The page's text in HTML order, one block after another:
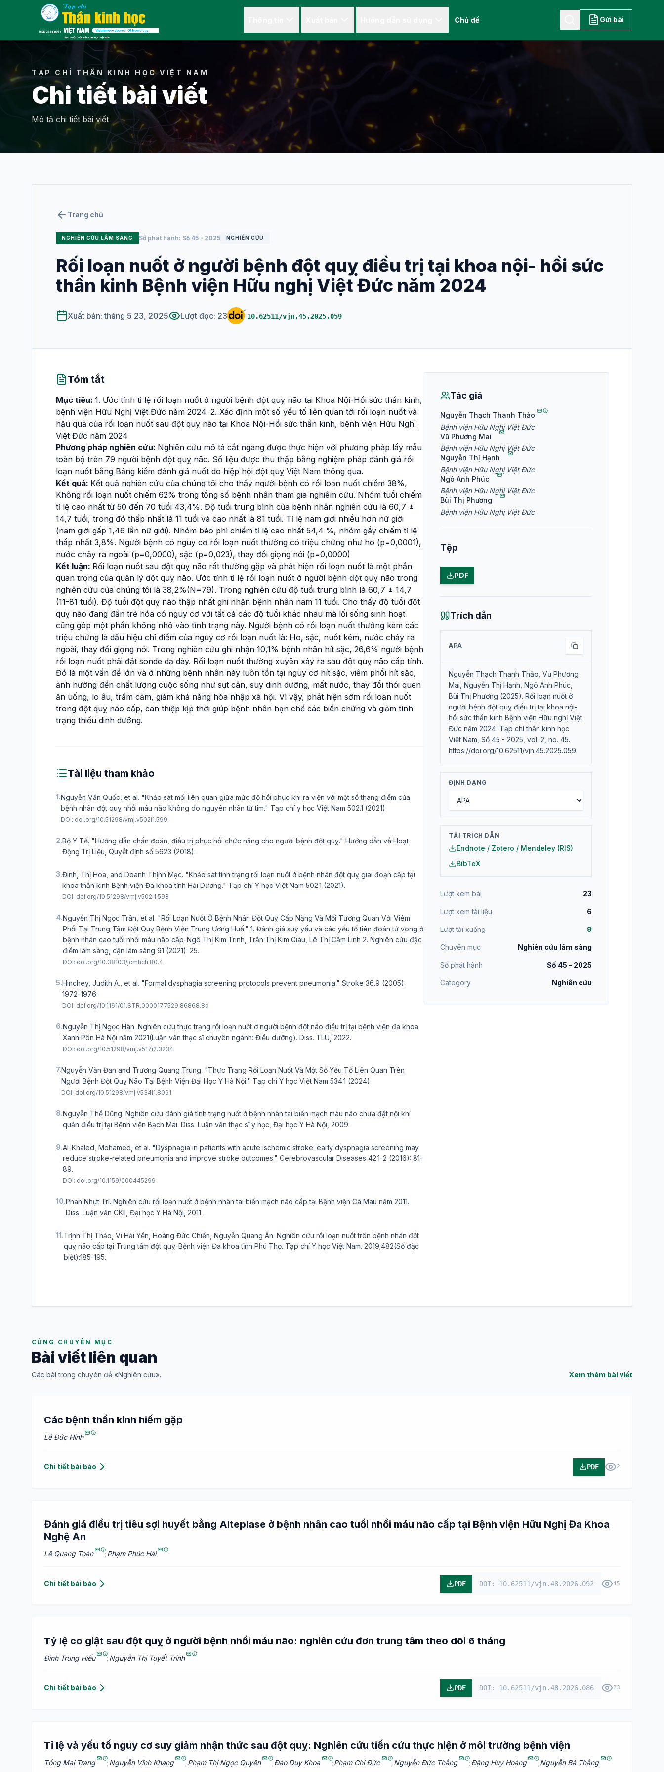
Chủ đề Gửi bài
Giới thiệu về tạp
chí
Số hiện tại
Tất cả các số
Dành cho phản
TẠP CHÍ THẦN KINH HỌC VIỆT NAM
Chi tiết bài viết
Mô tả chi tiết bài viết
Trang chủ
NGHIÊN CỨU LÂM SÀNG Số phát hành: Số 45 - 2025 NGHIÊN CỨU
Rối loạn nuốt ở người bệnh đột quỵ điều trị tại khoa nội- hồi sức
thần kinh Bệnh viện Hữu nghị Việt Đức năm 2024
Xuất bản: tháng 5 23, 2025 Lượt đọc: 23 10.62511/vjn.45.2025.059
Tóm tắt
Mục tiêu: 1. Ước tính tỉ lệ rối loạn nuốt ở người bệnh đột quỵ não tại Khoa Nội-Hồi sức thần kinh,
bệnh viện Hữu Nghị Việt Đức năm 2024. 2. Xác định một số yếu tố liên quan tới rối loạn nuốt và
hậu quả của rối loạn nuốt sau đột quỵ não tại Khoa Nội-Hồi sức thần kinh, bệnh viện Hữu Nghị
Việt Đức năm 2024
Phương pháp nghiên cứu: Nghiên cứu mô tả cắt ngang được thực hiện với phương pháp lấy mẫu
toàn bộ trên 79 người bệnh đột quỵ não. Số liệu được thu thập bằng nghiệm pháp đánh giá rối
loạn nuốt bằng Bảng kiểm đánh giá nuốt do hiệp hội đột quỵ Việt Nam thông qua.
Kết quả: Kết quả nghiên cứu của chúng tôi cho thấy người bệnh có rối loạn nuốt chiếm 38%,
Không rối loạn nuốt chiếm 62% trong tổng số bệnh nhân tham gia nghiêm cứu. Nhóm tuổi chiếm
tỉ lệ cao nhất từ 50 đến 70 tuổi 43,4%. Độ tuổi trung bình của bệnh nhân nghiên cứu là 60,7 ±
14,7 tuổi, trong đó thấp nhất là 11 tuổi và cao nhất là 81 tuổi. Tỉ lệ nam giới nhiều hơn nữ giới
(nam giới gấp 1,46 lần nữ giới). Nhóm béo phì chiếm tỉ lệ cao nhất 54,4 %, nhóm gầy chiếm tỉ lệ
thấp nhất 3,8%. Người bệnh có nguy cơ rối loạn nuốt thường có triệu chứng như ho (p=0,0001),
nước chảy ra ngoài (p=0,0000), sặc (p=0,023), thay đổi giọng nói (p=0,0000)
Kết luận: Rối loạn nuốt sau đột quỵ não rất thường gặp và phát hiện rối loạn nuốt là một phần
quan trọng của quản lý đột quỵ não. Ước tính tỉ lệ rối loạn nuốt ở người bệnh đột quỵ não trong
nghiên cứu của chúng tôi là 38,2%(N=79). Trong nghiên cứu độ tuổi trung bình là 60,7 ± 14,7
(11-81 tuổi). Độ tuổi đột quỵ não thập nhất ghi nhận bệnh nhân nam 11 tuổi. Cho thấy độ tuổi đột
quỵ não đang đần trẻ hóa có nguy cơ với tất cả các độ tuổi khác nhau mà lối sống sinh hoạt
cũng góp một phần không nhỏ vào tình trạng này. Người bệnh có rối loạn nuốt thường kèm các
triệu chứng là dấu hiệu chỉ điểm của nguy cơ rối loạn nuốt là: Ho, sặc, nuốt kém, nước chảy ra
ngoài, thay đổi giọng nói. Trong nghiên cứu ghi nhận 10,1% bệnh nhân hít sặc, 26,6% người bệnh
rối loạn nuốt phải đặt sonde dạ dày. Rối loạn nuốt thường xuyên xảy ra sau đột quỵ não cấp tính.
Đó là một vấn đề lớn và ở những bệnh nhân này luôn tồn tại nguy cơ hít sặc, viêm phổi hít sặc,
ảnh hưởng đến chất lượng cuộc sống như sụt cân, suy dinh dưỡng, mất nước, thay đổi thói quen
ăn uống, lo âu, trầm cảm, giảm khả năng hòa nhập xã hội. Vì vậy, phát hiện sớm rối loạn nuốt
trong đột quỵ não cấp, can thiệp kịp thời giúp bệnh nhân hạn chế các biến chứng và giảm tình
trạng thiếu dinh dưỡng.
Tài liệu tham khảo
1.Nguyễn Văn Quốc, et al. "Khảo sát mối liên quan giữa mức độ hồi phục khi ra viện với một số thang điểm của
bệnh nhân đột quỵ nhồi máu não không do nguyên nhân từ tim." Tạp chí y học Việt Nam 502.1 (2021).
DOI: doi.org/10.51298/vmj.v502i1.599
2.Bộ Y Tế. "Hướng dẫn chẩn đoán, điều trị phục hồi chức năng cho người bệnh đột quỵ." Hướng dẫn về Hoạt
Động Trị Liệu, Quyết định số 5623 (2018).
3.Đinh, Thị Hoa, and Doanh Thịnh Mạc. "Khảo sát tình trạng rối loạn nuốt ở bệnh nhân đột quỵ giai đoạn cấp tại
khoa thần kinh Bệnh viện Đa khoa tỉnh Hải Dương." Tạp chí Y học Việt Nam 502.1 (2021).
DOI: doi.org/10.51298/vmj.v502i1.598
4.Nguyễn Thị Ngọc Trân, et al. "Rối Loạn Nuốt Ở Bệnh Nhân Đột Quỵ Cấp Nặng Và Mối Tương Quan Với Viêm
Phổi Tại Trung Tâm Đột Quỵ Bệnh Viện Trung Ương Huế." 1. Đánh giá suy yếu và các yếu tố tiên đoán tử vong ở
bệnh nhân cao tuổi nhồi máu não cấp-Ngô Thị Kim Trinh, Trần Thị Kim Giàu, Lê Thị Cẩm Linh 2. Nghiên cứu đặc
điểm lâm sàng, cận lâm sàng 91 (2021): 25.
DOI: doi.org/10.38103/jcmhch.80.4
5.Hinchey, Judith A., et al. "Formal dysphagia screening protocols prevent pneumonia." Stroke 36.9 (2005):
1972-1976.
DOI: doi.org/10.1161/01.STR.0000177529.86868.8d
6.Nguyễn Thị Ngọc Hân. Nghiên cứu thực trạng rối loạn nuốt ở người bệnh đột não điều trị tại bệnh viện đa khoa
Xanh Pôn Hà Nội năm 2021(Luận văn thạc sĩ chuyên ngành: Điều dưỡng). Diss. TLU, 2022.
DOI: doi.org/10.51298/vmj.v517i2.3234
7.Nguyễn Văn Đan and Trương Quang Trung. "Thực Trạng Rối Loạn Nuốt Và Một Số Yếu Tố Liên Quan Trên
Người Bệnh Đột Quỵ Não Tại Bệnh Viện Đại Học Y Hà Nội." Tạp chí Y học Việt Nam 534.1 (2024).
DOI: doi.org/10.51298/vmj.v534i1.8061
8.Nguyễn Thế Dũng. Nghiên cứu đánh giá tình trạng nuốt ở bệnh nhân tai biến mạch máu não chưa đặt nội khí
quản điều trị tại Bệnh viện Bạch Mai. Diss. Luận văn thạc sĩ y học, Đại học Y Hà Nội, 2009.
9.Al-Khaled, Mohamed, et al. "Dysphagia in patients with acute ischemic stroke: early dysphagia screening may
reduce stroke-related pneumonia and improve stroke outcomes." Cerebrovascular Diseases 42.1-2 (2016): 81-
89.
DOI: doi.org/10.1159/000445299
10.Phan Nhựt Trí. Nghiên cứu rối loạn nuốt ở bệnh nhân tai biến mạch não cấp tại Bệnh viện Cà Mau năm 2011.
Diss. Luận văn CKII, Đại học Y Hà Nội, 2011.
11.Trịnh Thị Thảo, Vi Hải Yến, Hoàng Đức Chiến, Nguyễn Quang Ân. Nghiên cứu rối loạn nuốt trên bệnh nhân đột
quỵ não cấp tại Trung tâm đột quỵ-Bệnh viện Đa khoa tỉnh Phú Thọ. Tạp chí Y học Việt Nam. 2019;482(Số đặc
biệt):185-195.
Tác giả
Nguyễn Thạch Thanh Thảo
Bệnh viện Hữu Nghị Việt Đức
Vũ Phương Mai
Bệnh viện Hữu Nghị Việt Đức
Nguyễn Thị Hạnh
Bệnh viện Hữu Nghị Việt Đức
Ngô Anh Phúc
Bệnh viện Hữu Nghị Việt Đức
Bùi Thị Phương
Bệnh viện Hữu Nghị Việt Đức
Tệp
PDF
Trích dẫn
APA
Nguyễn Thạch Thanh Thảo, Vũ Phương
Mai, Nguyễn Thị Hạnh, Ngô Anh Phúc,
Bùi Thị Phương (2025). Rối loạn nuốt ở
người bệnh đột quỵ điều trị tại khoa nội-
hồi sức thần kinh Bệnh viện Hữu nghị Việt
Đức năm 2024. Tạp chí thần kinh học
Việt Nam, Số 45 - 2025, vol. 2, no. 45.
https://doi.org/10.62511/vjn.45.2025.059
ĐỊNH DẠNG
TẢI TRÍCH DẪN
Endnote / Zotero / Mendeley (RIS)
BibTeX
Lượt xem bài 23
Lượt xem tài liệu 6
Lượt tải xuống 9
Chuyên mục Nghiên cứu lâm sàng
Số phát hành Số 45 - 2025
Category Nghiên cứu
CÙNG CHUYÊN MỤC
Bài viết liên quan
Các bài trong chuyên đề «Nghiên cứu». Xem thêm bài viết
Các bệnh thần kinh hiếm gặp
Lê Đức Hinh
Chi tiết bài báo PDF 2
Đánh giá điều trị tiêu sợi huyết bằng Alteplase ở bệnh nhân cao tuổi nhồi máu não cấp tại Bệnh viện Hữu Nghị Đa Khoa
Nghệ An
Lê Quang Toàn ; Phạm Phúc Hải
Chi tiết bài báo PDF DOI: 10.62511/vjn.48.2026.092 45
Tỷ lệ co giật sau đột quỵ ở người bệnh nhồi máu não: nghiên cứu đơn trung tâm theo dõi 6 tháng
Đinh Trung Hiếu ; Nguyễn Thị Tuyết Trinh
Chi tiết bài báo PDF DOI: 10.62511/vjn.48.2026.086 23
Tỉ lệ và yếu tố nguy cơ suy giảm nhận thức sau đột quỵ: Nghiên cứu tiến cứu thực hiện ở môi trường bệnh viện
Tống Mai Trang ; Nguyễn Vĩnh Khang ; Phạm Thị Ngọc Quyên ;Đào Duy Khoa ;Phạm Chí Đức ; Nguyễn Đức Thắng ; Đặng Huy Hoàng ;Nguyễn Bá Thắng